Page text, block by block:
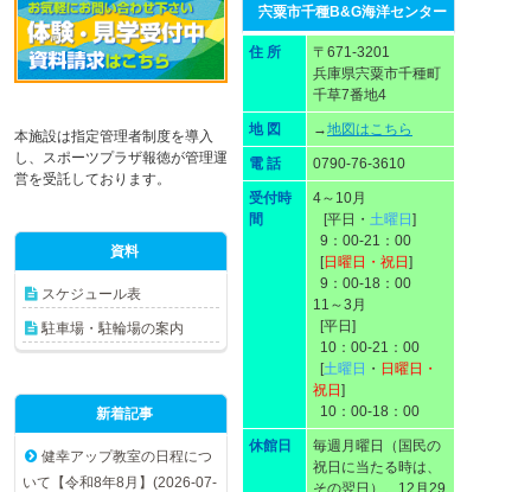
宍粟市千種B&G海洋センター
住 所
〒671-3201
兵庫県宍粟市千種町
千草7番地4
地 図 →地図はこちら
電 話 0790-76-3610
受付時
間
4～10月
[平日・ 土曜日 ]
9：00-21：00
[日曜日・祝日 ]
9：00-18：00
11～3月
[平日]
10：00-21：00
[土曜日 ・ 日曜日・
祝日 ]
10：00-18：00
休館日
毎週月曜日（国民の
祝日に当たる時は、
その翌日）、12月29
本施設は指定管理者制度を導入
し、スポーツプラザ報徳が管理運
営を受託しております。
資料
スケジュール表
駐車場・駐輪場の案内
新着記事
健幸アップ教室の日程につ
いて【令和8年8月】(2026-07-